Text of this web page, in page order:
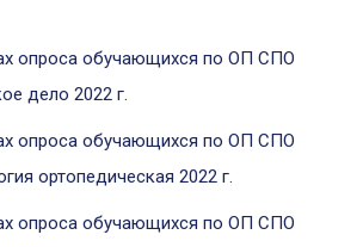
опроса обучающихся по ОП СПО
дело 2022 г.
опроса обучающихся по ОП СПО
ортопедическая 2022 г.
опроса обучающихся по ОП СПО